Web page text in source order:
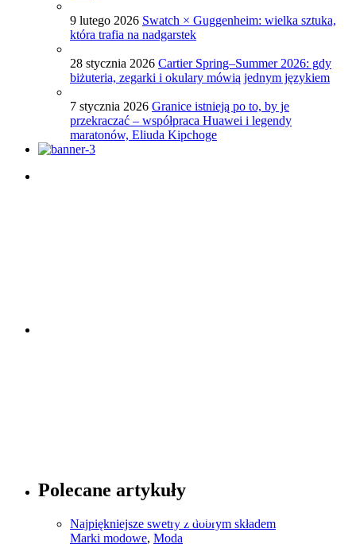
9 lutego 2026 Swatch × Guggenheim: wielka sztuka,
która trafia na nadgarstek
28 stycznia 2026 Cartier Spring–Summer 2026: gdy
biżuteria, zegarki i okulary mówią jednym językiem
7 stycznia 2026 Granice istnieją po to, by je
przekraczać – współpraca Huawei i legendy
maratonów, Eliuda Kipchoge
Sprawdź
Polecane artykuły
Najpiękniejsze swetry z dobrym składem
Marki modowe, Moda